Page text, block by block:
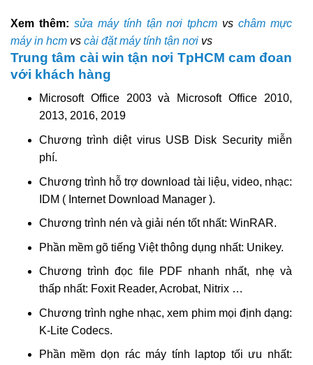
Xem thêm: sửa máy tính tận nơi tphcm vschâm mực
máy in hcm vs cài đặt máy tính tận nơi vs
Trung tâm cài win tận nơi TpHCM cam đoan
với khách hàng
Microsoft Office 2003 và Microsoft Office 2010,
2013, 2016, 2019
Chương trình diệt virus USB Disk Security miễn
phí.
Chương trình hỗ trợ download tài liệu, video, nhạc:
IDM ( Internet Download Manager ).
Chương trình nén và giải nén tốt nhất: WinRAR.
Phần mềm gõ tiếng Việt thông dụng nhất: Unikey.
Chương trình đọc file PDF nhanh nhất, nhẹ và
thấp nhất: Foxit Reader, Acrobat, Nitrix …
Chương trình nghe nhạc, xem phim mọi định dạng:
K-Lite Codecs.
Phần mềm dọn rác máy tính laptop tối ưu nhất: